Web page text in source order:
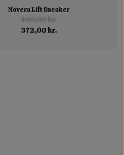
Novera Lift Sneaker
400,00 kr.
372,00 kr.